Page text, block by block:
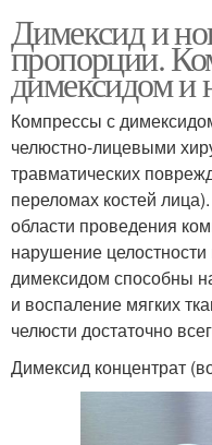
Димексид и
пропорции.
димексидом и
Компрессы с
челюстно-лицевыми
травматических
переломах костей
области проведения
нарушение
димексидом способны
и воспаление мягких
челюсти достаточно
Димексид концентрат